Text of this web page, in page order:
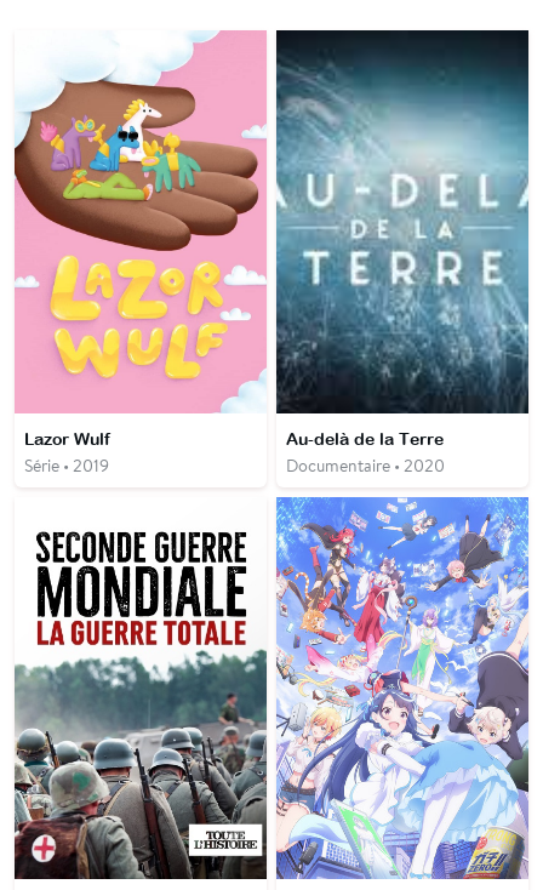
Lazor Wulf
Série • 2019
Au-delà de la Terre
Documentaire • 2020